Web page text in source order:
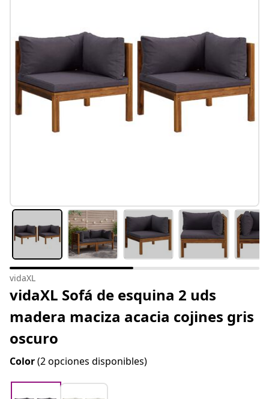
#sharemevidaxl
vidaXL
vidaXL Sofá de esquina 2 uds
madera maciza acacia cojines gris
oscuro
Color(2 opciones disponibles)